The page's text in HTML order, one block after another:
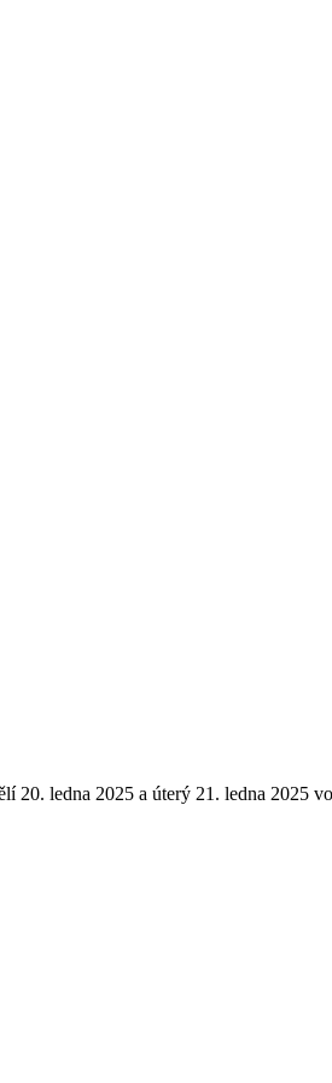
20. ledna 2025 a úterý 21. ledna 2025